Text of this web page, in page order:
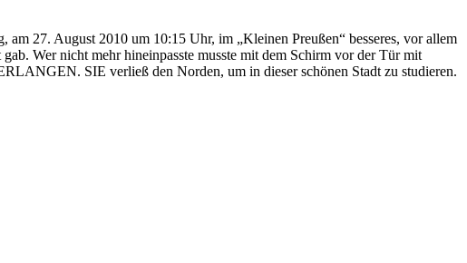
27. August 2010 um 10:15 Uhr, im „Kleinen Preußen“ besseres, vor allem
Wer nicht mehr hineinpasste musste mit dem Schirm vor der Tür mit
SIE verließ den Norden, um in dieser schönen Stadt zu studieren.